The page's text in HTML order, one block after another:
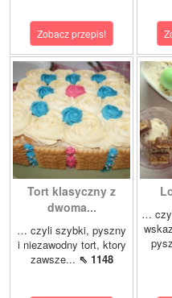
Zobacz przepis!
Tort klasyczny z
dwoma...
… czyli szybki, pyszny
i niezawodny tort, ktory
zawsze... ⇖ 1148
…